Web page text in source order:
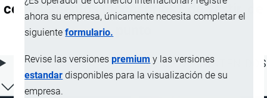
ahora su empresa, únicamente necesita completar el
siguienteformulario.
Revise las versionespremium y las versiones
estandar disponibles para la visualización de su
empresa.
complementos (accesorios), de vestir, de
ÍNDICE DE CONTENIDOS